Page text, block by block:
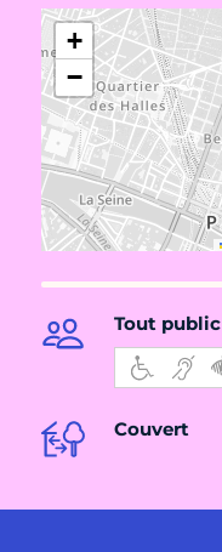
+
−
Tout public
Couvert